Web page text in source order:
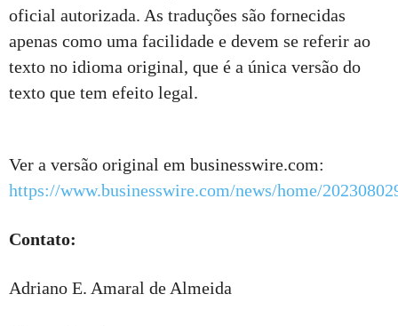
oficial autorizada. As traduções são fornecidas
apenas como uma facilidade e devem se referir ao
texto no idioma original, que é a única versão do
texto que tem efeito legal.
Ver a versão original em businesswire.com:
https://www.businesswire.com/news/home/
Contato:
Adriano E. Amaral de Almeida